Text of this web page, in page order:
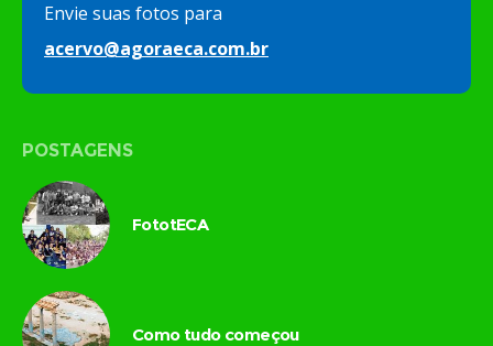
Envie suas fotos para
acervo@agoraeca.com.br
POSTAGENS
FototECA
Como tudo começou